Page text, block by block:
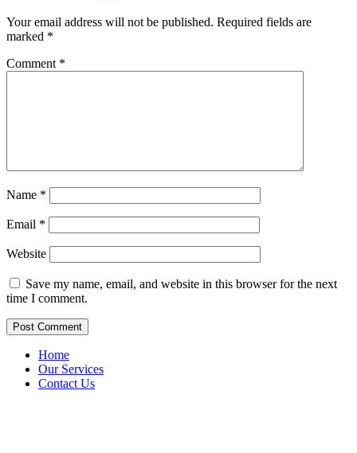
Your email address will not be published. Required fields are
marked *
Comment *
Name *
Email *
Website
Save my name, email, and website in this browser for the next
time I comment.
Home
Our Services
Contact Us